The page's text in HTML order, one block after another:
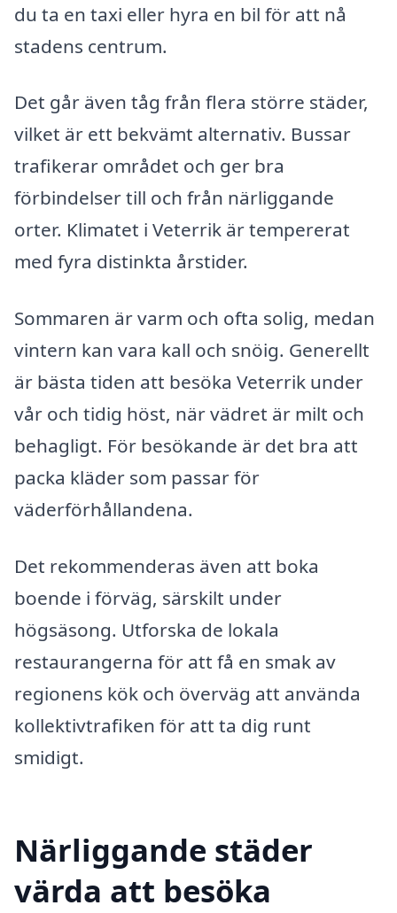
du ta en taxi eller hyra en bil för att nå
stadens centrum.
Det går även tåg från flera större städer,
vilket är ett bekvämt alternativ. Bussar
trafikerar området och ger bra
förbindelser till och från närliggande
orter. Klimatet i Veterrik är tempererat
med fyra distinkta årstider.
Sommaren är varm och ofta solig, medan
vintern kan vara kall och snöig. Generellt
är bästa tiden att besöka Veterrik under
vår och tidig höst, när vädret är milt och
behagligt. För besökande är det bra att
packa kläder som passar för
väderförhållandena.
Det rekommenderas även att boka
boende i förväg, särskilt under
högsäsong. Utforska de lokala
restaurangerna för att få en smak av
regionens kök och överväg att använda
kollektivtrafiken för att ta dig runt
smidigt.
Närliggande städer
värda att besöka